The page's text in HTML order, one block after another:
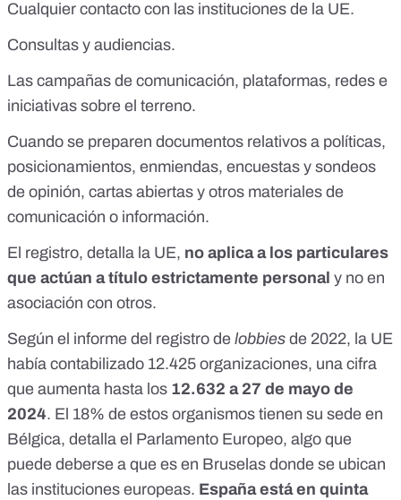
Cualquier contacto con las instituciones de la UE.
Consultas y audiencias.
Las campañas de comunicación, plataformas, redes e
iniciativas sobre el terreno.
Cuando se preparen documentos relativos a políticas,
posicionamientos, enmiendas, encuestas y sondeos
de opinión, cartas abiertas y otros materiales de
comunicación o información.
El registro, detalla la UE, no aplica a los particulares
que actúan a título estrictamente personal y no en
asociación con otros.
Según el informe del registro de lobbies de 2022, la UE
había contabilizado 12.425 organizaciones, una cifra
que aumenta hasta los 12.632 a 27 de mayo de
2024. El 18% de estos organismos tienen su sede en
Bélgica, detalla el Parlamento Europeo, algo que
puede deberse a que es en Bruselas donde se ubican
las instituciones europeas. España está en quinta